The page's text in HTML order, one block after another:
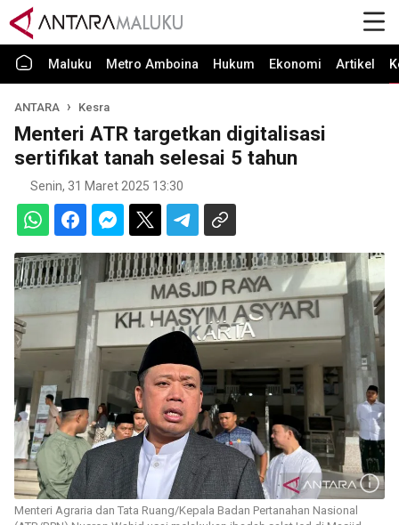
Maluku Metro Amboina Hukum Ekonomi Artikel
ANTARA Kesra
Menteri ATR targetkan digitalisasi
sertifikat tanah selesai 5 tahun
Senin, 31 Maret 2025 13:30
Menteri Agraria dan Tata Ruang/Kepala Badan Pertanahan Nasional